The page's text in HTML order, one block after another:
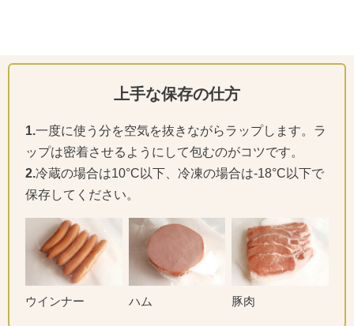
上手な保存の仕方
1.一度に使う分を空気を抜きながらラップします。ラ
ップは密着させるようにして包むのがコツです。
2.冷蔵の場合は10°C以下、冷凍の場合は-18°C以下で
保存してください。
ウインナー ハム 豚肉